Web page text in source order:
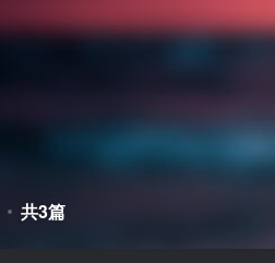
共3篇